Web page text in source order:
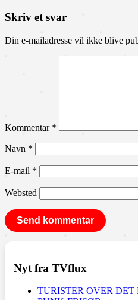
Skriv et svar
Din e-mailadresse vil ikke blive
Kommentar *
Navn *
E-mail *
Websted
Nyt fra TVflux
TURISTER OVER DET